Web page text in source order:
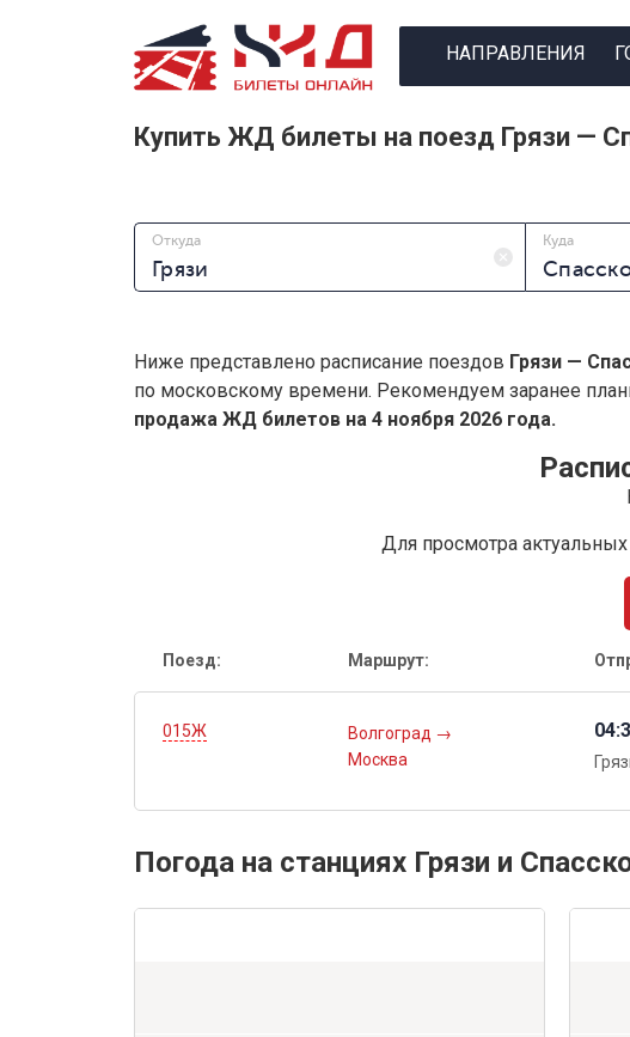
НАПРАВЛЕНИЯ
Купить ЖД билеты на поезд Грязи —
Откуда Куда
Ниже представлено расписание поездов Грязи —
по московскому времени. Рекомендуем заранее
продажа ЖД билетов на 4 ноября 2026 года.
Для просмотра
Поезд: Маршрут:
015Ж Волгоград →
Москва
Погода на станциях Грязи и